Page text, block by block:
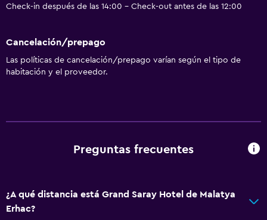
Check-in después de las 14:00 - Check-out antes de las 12:00
Cancelación/prepago
Las políticas de cancelación/prepago varían según el tipo de
habitación y el proveedor.
Preguntas frecuentes
¿A qué distancia está Grand Saray Hotel de Malatya
Erhac?